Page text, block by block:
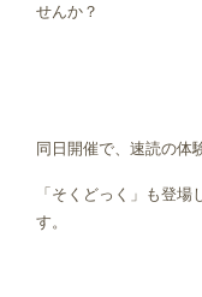
せんか？
同日開催で、速読の体
「そくどっく」も登
す。